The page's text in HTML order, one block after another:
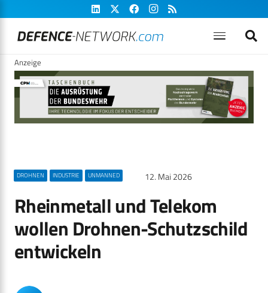
Anzeige
DROHNEN INDUSTRIE UNMANNED 12. Mai 2026
Rheinmetall und Telekom
wollen Drohnen-Schutzschild
entwickeln